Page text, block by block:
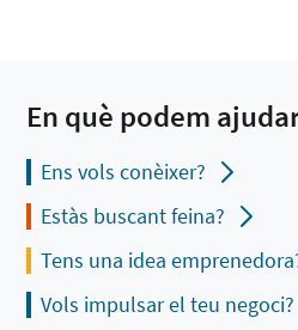
En què podem
Ens vols conèixer?
Estàs buscant feina?
Tens una idea
Vols impulsar el teu negoci?